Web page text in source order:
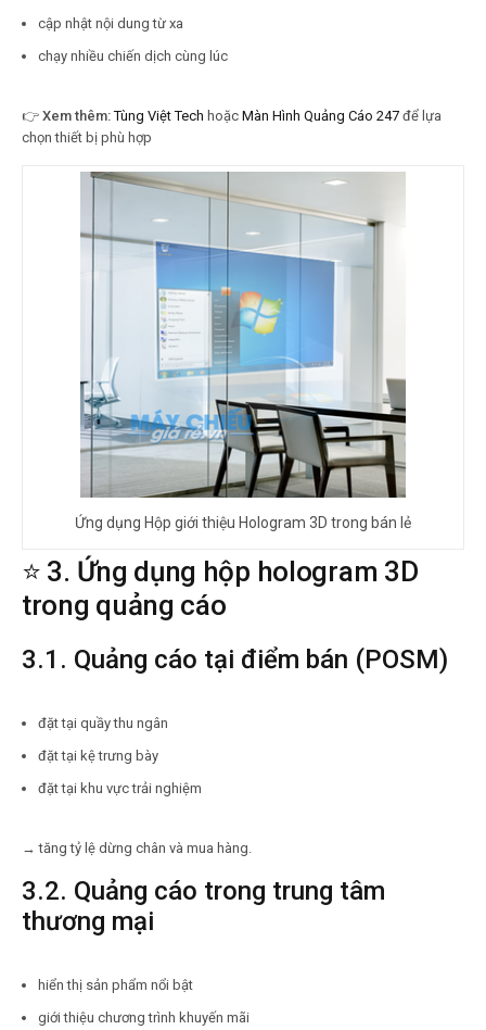
cập nhật nội dung từ xa
chạy nhiều chiến dịch cùng lúc
👉 Xem thêm: Tùng Việt Tech hoặc Màn Hình Quảng Cáo 247 để lựa
chọn thiết bị phù hợp
Ứng dụng Hộp giới thiệu Hologram 3D trong bán lẻ
⭐ 3. Ứng dụng hộp hologram 3D
trong quảng cáo
3.1. Quảng cáo tại điểm bán (POSM)
đặt tại quầy thu ngân
đặt tại kệ trưng bày
đặt tại khu vực trải nghiệm
→ tăng tỷ lệ dừng chân và mua hàng.
3.2. Quảng cáo trong trung tâm
thương mại
hiển thị sản phẩm nổi bật
giới thiệu chương trình khuyến mãi